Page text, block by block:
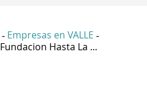
- Empresas en VALLE -
Fundacion Hasta La ...